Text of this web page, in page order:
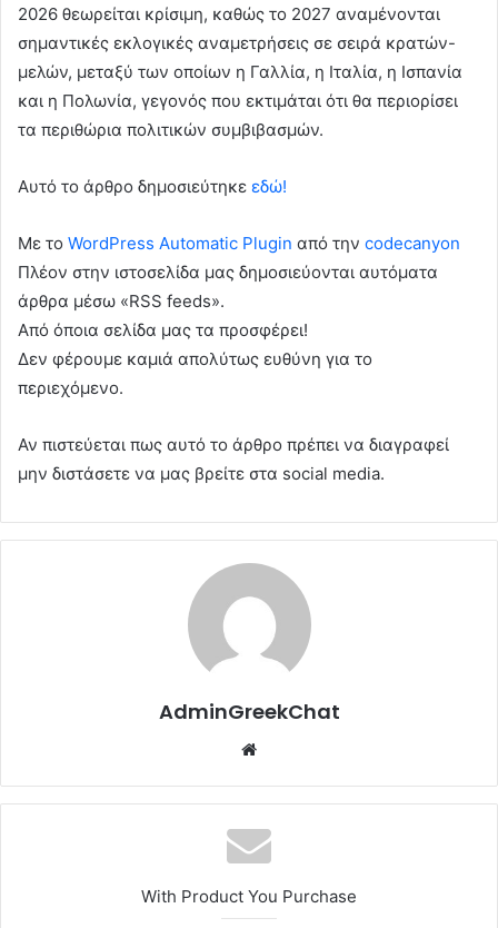
2026 θεωρείται κρίσιμη, καθώς το 2027 αναμένονται
σημαντικές εκλογικές αναμετρήσεις σε σειρά κρατών-
μελών, μεταξύ των οποίων η Γαλλία, η Ιταλία, η Ισπανία
και η Πολωνία, γεγονός που εκτιμάται ότι θα περιορίσει
τα περιθώρια πολιτικών συμβιβασμών.
Αυτό το άρθρο δημοσιεύτηκε εδώ!
Με το WordPress Automatic Plugin από την codecanyon
Πλέον στην ιστοσελίδα μας δημοσιεύονται αυτόματα
άρθρα μέσω «RSS feeds».
Από όποια σελίδα μας τα προσφέρει!
Δεν φέρουμε καμιά απολύτως ευθύνη για το
περιεχόμενο.
Αν πιστεύεται πως αυτό το άρθρο πρέπει να διαγραφεί
μην διστάσετε να μας βρείτε στα social media.
AdminGreekChat
With Product You Purchase